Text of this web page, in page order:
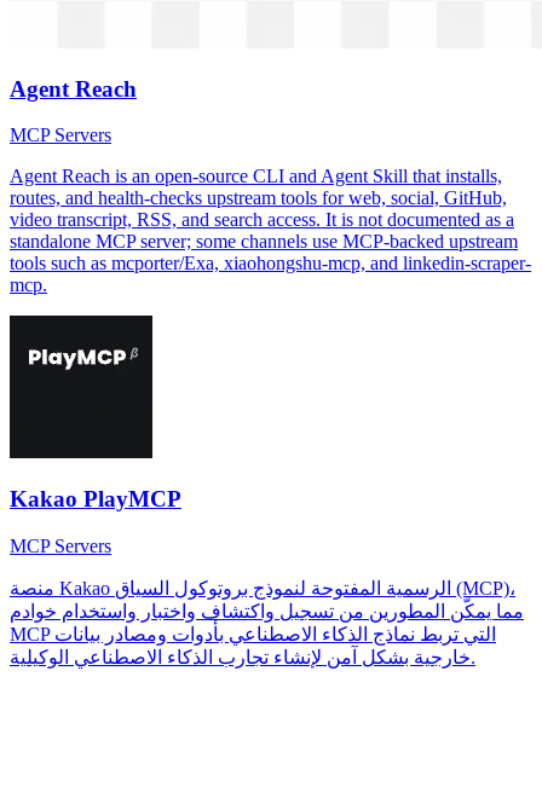
Agent Reach
MCP Servers
Agent Reach is an open-source CLI and Agent Skill that installs,
routes, and health-checks upstream tools for web, social, GitHub,
video transcript, RSS, and search access. It is not documented as a
standalone MCP server; some channels use MCP-backed upstream
tools such as mcporter/Exa, xiaohongshu-mcp, and linkedin-scraper-
mcp.
Kakao PlayMCP
MCP Servers
منصة Kakao الرسمية المفتوحة لنموذج بروتوكول السياق (MCP)،
مما يمكّن المطورين من تسجيل واكتشاف واختبار واستخدام خوادم
MCP التي تربط نماذج الذكاء الاصطناعي بأدوات ومصادر بيانات
خارجية بشكل آمن لإنشاء تجارب الذكاء الاصطناعي الوكيلية.